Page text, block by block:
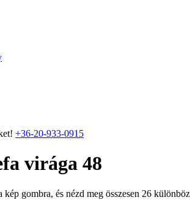
+36-20-933-0915
virága 48
gombra, és nézd meg összesen 26